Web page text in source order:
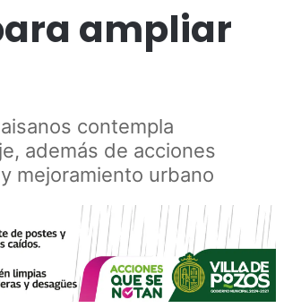
ampliar
contempla
además de acciones
mejoramiento urbano